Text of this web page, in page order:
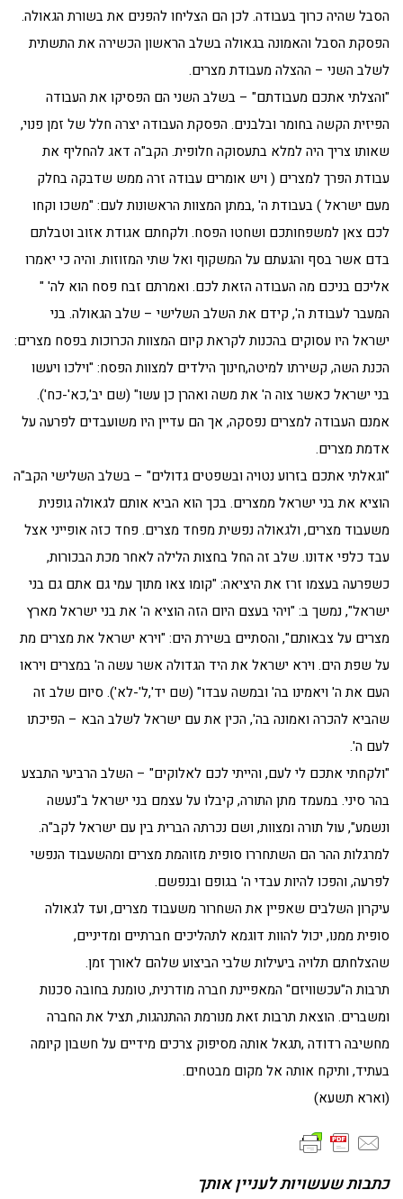
הסבל שהיה כרוך בעבודה. לכן הם הצליחו להפנים את בשורת הגאולה.
הפסקת הסבל והאמונה בגאולה בשלב הראשון הכשירה את התשתית
לשלב השני – ההצלה מעבודת מצרים.
"והצלתי אתכם מעבודתם" – בשלב השני הם הפסיקו את העבודה
הפיזית הקשה בחומר ובלבנים. הפסקת העבודה יצרה חלל של זמן פנוי,
שאותו צריך היה למלא בתעסוקה חלופית. הקב"ה דאג להחליף את
עבודת הפרך למצרים ( ויש אומרים עבודה זרה ממש שדבקה בחלק
מעם ישראל ) בעבודת ה' ,במתן המצוות הראשונות לעם: "משכו וקחו
לכם צאן למשפחותכם ושחטו הפסח. ולקחתם אגודת אזוב וטבלתם
בדם אשר בסף והגעתם על המשקוף ואל שתי המזוזות. והיה כי יאמרו
אליכם בניכם מה העבודה הזאת לכם. ואמרתם זבח פסח הוא לה' "
המעבר לעבודת ה', קידם את השלב השלישי – שלב הגאולה. בני
ישראל היו עסוקים בהכנות לקראת קיום המצוות הכרוכות בפסח מצרים:
הכנת השה, קשירתו למיטה,חינוך הילדים למצוות הפסח: "וילכו ויעשו
בני ישראל כאשר צוה ה' את משה ואהרן כן עשו" (שם יב',כא'-כח').
אמנם העבודה למצרים נפסקה, אך הם עדיין היו משועבדים לפרעה על
אדמת מצרים.
"וגאלתי אתכם בזרוע נטויה ובשפטים גדולים" – בשלב השלישי הקב"ה
הוציא את בני ישראל ממצרים. בכך הוא הביא אותם לגאולה גופנית
משעבוד מצרים, ולגאולה נפשית מפחד מצרים. פחד כזה אופייני אצל
עבד כלפי אדונו. שלב זה החל בחצות הלילה לאחר מכת הבכורות,
כשפרעה בעצמו זרז את היציאה: "קומו צאו מתוך עמי גם אתם גם בני
ישראל", נמשך ב: "ויהי בעצם היום הזה הוציא ה' את בני ישראל מארץ
מצרים על צבאותם", והסתיים בשירת הים: "וירא ישראל את מצרים מת
על שפת הים. וירא ישראל את היד הגדולה אשר עשה ה' במצרים ויראו
העם את ה' ויאמינו בה' ובמשה עבדו" (שם יד',ל'-לא'). סיום שלב זה
שהביא להכרה ואמונה בה', הכין את עם ישראל לשלב הבא – הפיכתו
לעם ה'.
"ולקחתי אתכם לי לעם, והייתי לכם לאלוקים" – השלב הרביעי התבצע
בהר סיני. במעמד מתן התורה, קיבלו על עצמם בני ישראל ב"נעשה
ונשמע", עול תורה ומצוות, ושם נכרתה הברית בין עם ישראל לקב"ה.
למרגלות ההר הם השתחררו סופית מזוהמת מצרים ומהשעבוד הנפשי
לפרעה, והפכו להיות עבדי ה' בגופם ובנפשם.
עיקרון השלבים שאפיין את השחרור משעבוד מצרים, ועד לגאולה
סופית ממנו, יכול להוות דוגמא לתהליכים חברתיים ומדיניים,
שהצלחתם תלויה ביעילות שלבי הביצוע שלהם לאורך זמן.
תרבות ה"עכשוויזם" המאפיינת חברה מודרנית, טומנת בחובה סכנות
ומשברים. הוצאת תרבות זאת מנורמת ההתנהגות, תציל את החברה
מחשיבה רדודה ,תגאל אותה מסיפוק צרכים מידיים על חשבון קיומה
בעתיד, ותיקח אותה אל מקום מבטחים.
(וארא תשעא)
כתבות שעשויות לעניין אותך